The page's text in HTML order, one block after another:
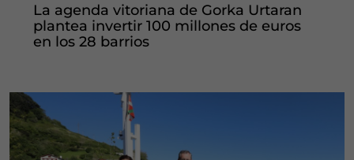
La agenda vitoriana de Gorka Urtaran
plantea invertir 100 millones de euros
en los 28 barrios